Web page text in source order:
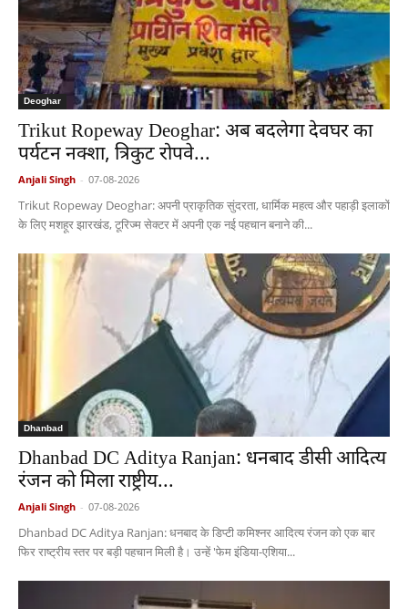
Deoghar
Trikut Ropeway Deoghar: अब बदलेगा देवघर का
पर्यटन नक्शा, त्रिकुट रोपवे...
Anjali Singh - 07-08-2026
Trikut Ropeway Deoghar: अपनी प्राकृतिक सुंदरता, धार्मिक महत्व और पहाड़ी इलाकों
के लिए मशहूर झारखंड, टूरिज्म सेक्टर में अपनी एक नई पहचान बनाने की...
Dhanbad
Dhanbad DC Aditya Ranjan: धनबाद डीसी आदित्य
रंजन को मिला राष्ट्रीय...
Anjali Singh - 07-08-2026
Dhanbad DC Aditya Ranjan: धनबाद के डिप्टी कमिश्नर आदित्य रंजन को एक बार
फिर राष्ट्रीय स्तर पर बड़ी पहचान मिली है। उन्हें 'फेम इंडिया-एशिया...